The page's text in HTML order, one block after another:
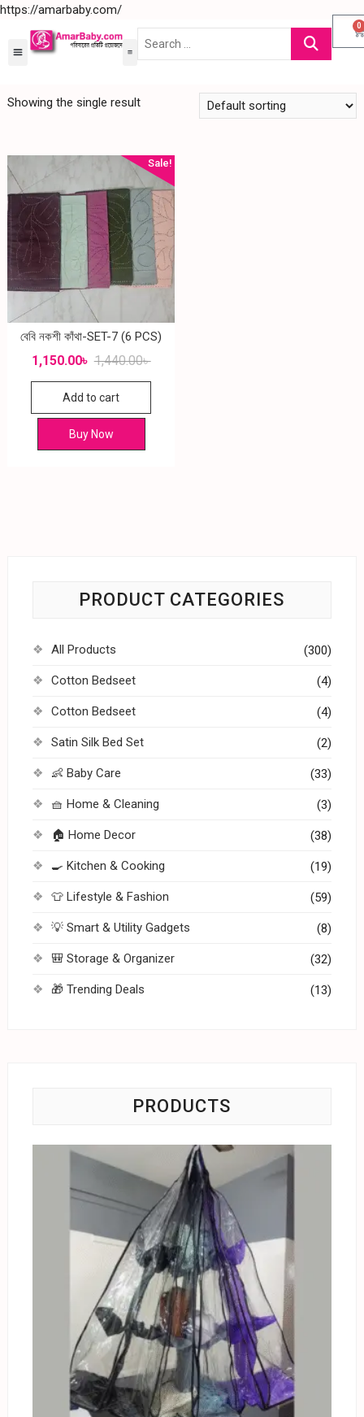
https://amarbaby.com/
0
Showing the single result
Sale!
বেবি নকশী কাঁথা-SET-7 (6 PCS)
1,440.00৳
1,150.00৳
Add to cart
Buy Now
PRODUCT CATEGORIES
All Products (300)
Cotton Bedseet (4)
Cotton Bedseet (4)
Satin Silk Bed Set (2)
👶 Baby Care (33)
🧺 Home & Cleaning (3)
🏠 Home Decor (38)
🍳 Kitchen & Cooking (19)
👕 Lifestyle & Fashion (59)
💡 Smart & Utility Gadgets (8)
🎒 Storage & Organizer (32)
🎁 Trending Deals (13)
PRODUCTS